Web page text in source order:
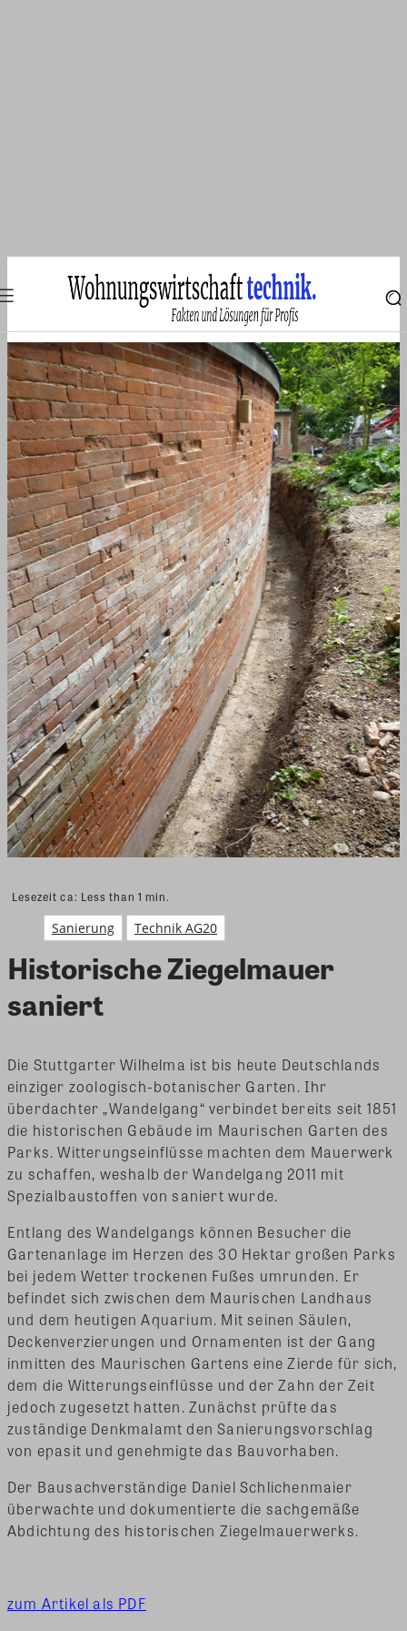
Lesezeit ca: Less than 1 min.
Sanierung Technik AG20
Historische Ziegelmauer
saniert
Die Stuttgarter Wilhelma ist bis heute Deutschlands
einziger zoologisch-botanischer Garten. Ihr
überdachter „Wandelgang“ verbindet bereits seit 1851
die historischen Gebäude im Maurischen Garten des
Parks. Witterungseinflüsse machten dem Mauerwerk
zu schaffen, weshalb der Wandelgang 2011 mit
Spezialbaustoffen von saniert wurde.
Entlang des Wandelgangs können Besucher die
Gartenanlage im Herzen des 30 Hektar großen Parks
bei jedem Wetter trockenen Fußes umrunden. Er
befindet sich zwischen dem Maurischen Landhaus
und dem heutigen Aquarium. Mit seinen Säulen,
Deckenverzierungen und Ornamenten ist der Gang
inmitten des Maurischen Gartens eine Zierde für sich,
dem die Witterungseinflüsse und der Zahn der Zeit
jedoch zugesetzt hatten. Zunächst prüfte das
zuständige Denkmalamt den Sanierungsvorschlag
von epasit und genehmigte das Bauvorhaben.
Der Bausachverständige Daniel Schlichenmaier
überwachte und dokumentierte die sachgemäße
Abdichtung des historischen Ziegelmauerwerks.
zum Artikel als PDF